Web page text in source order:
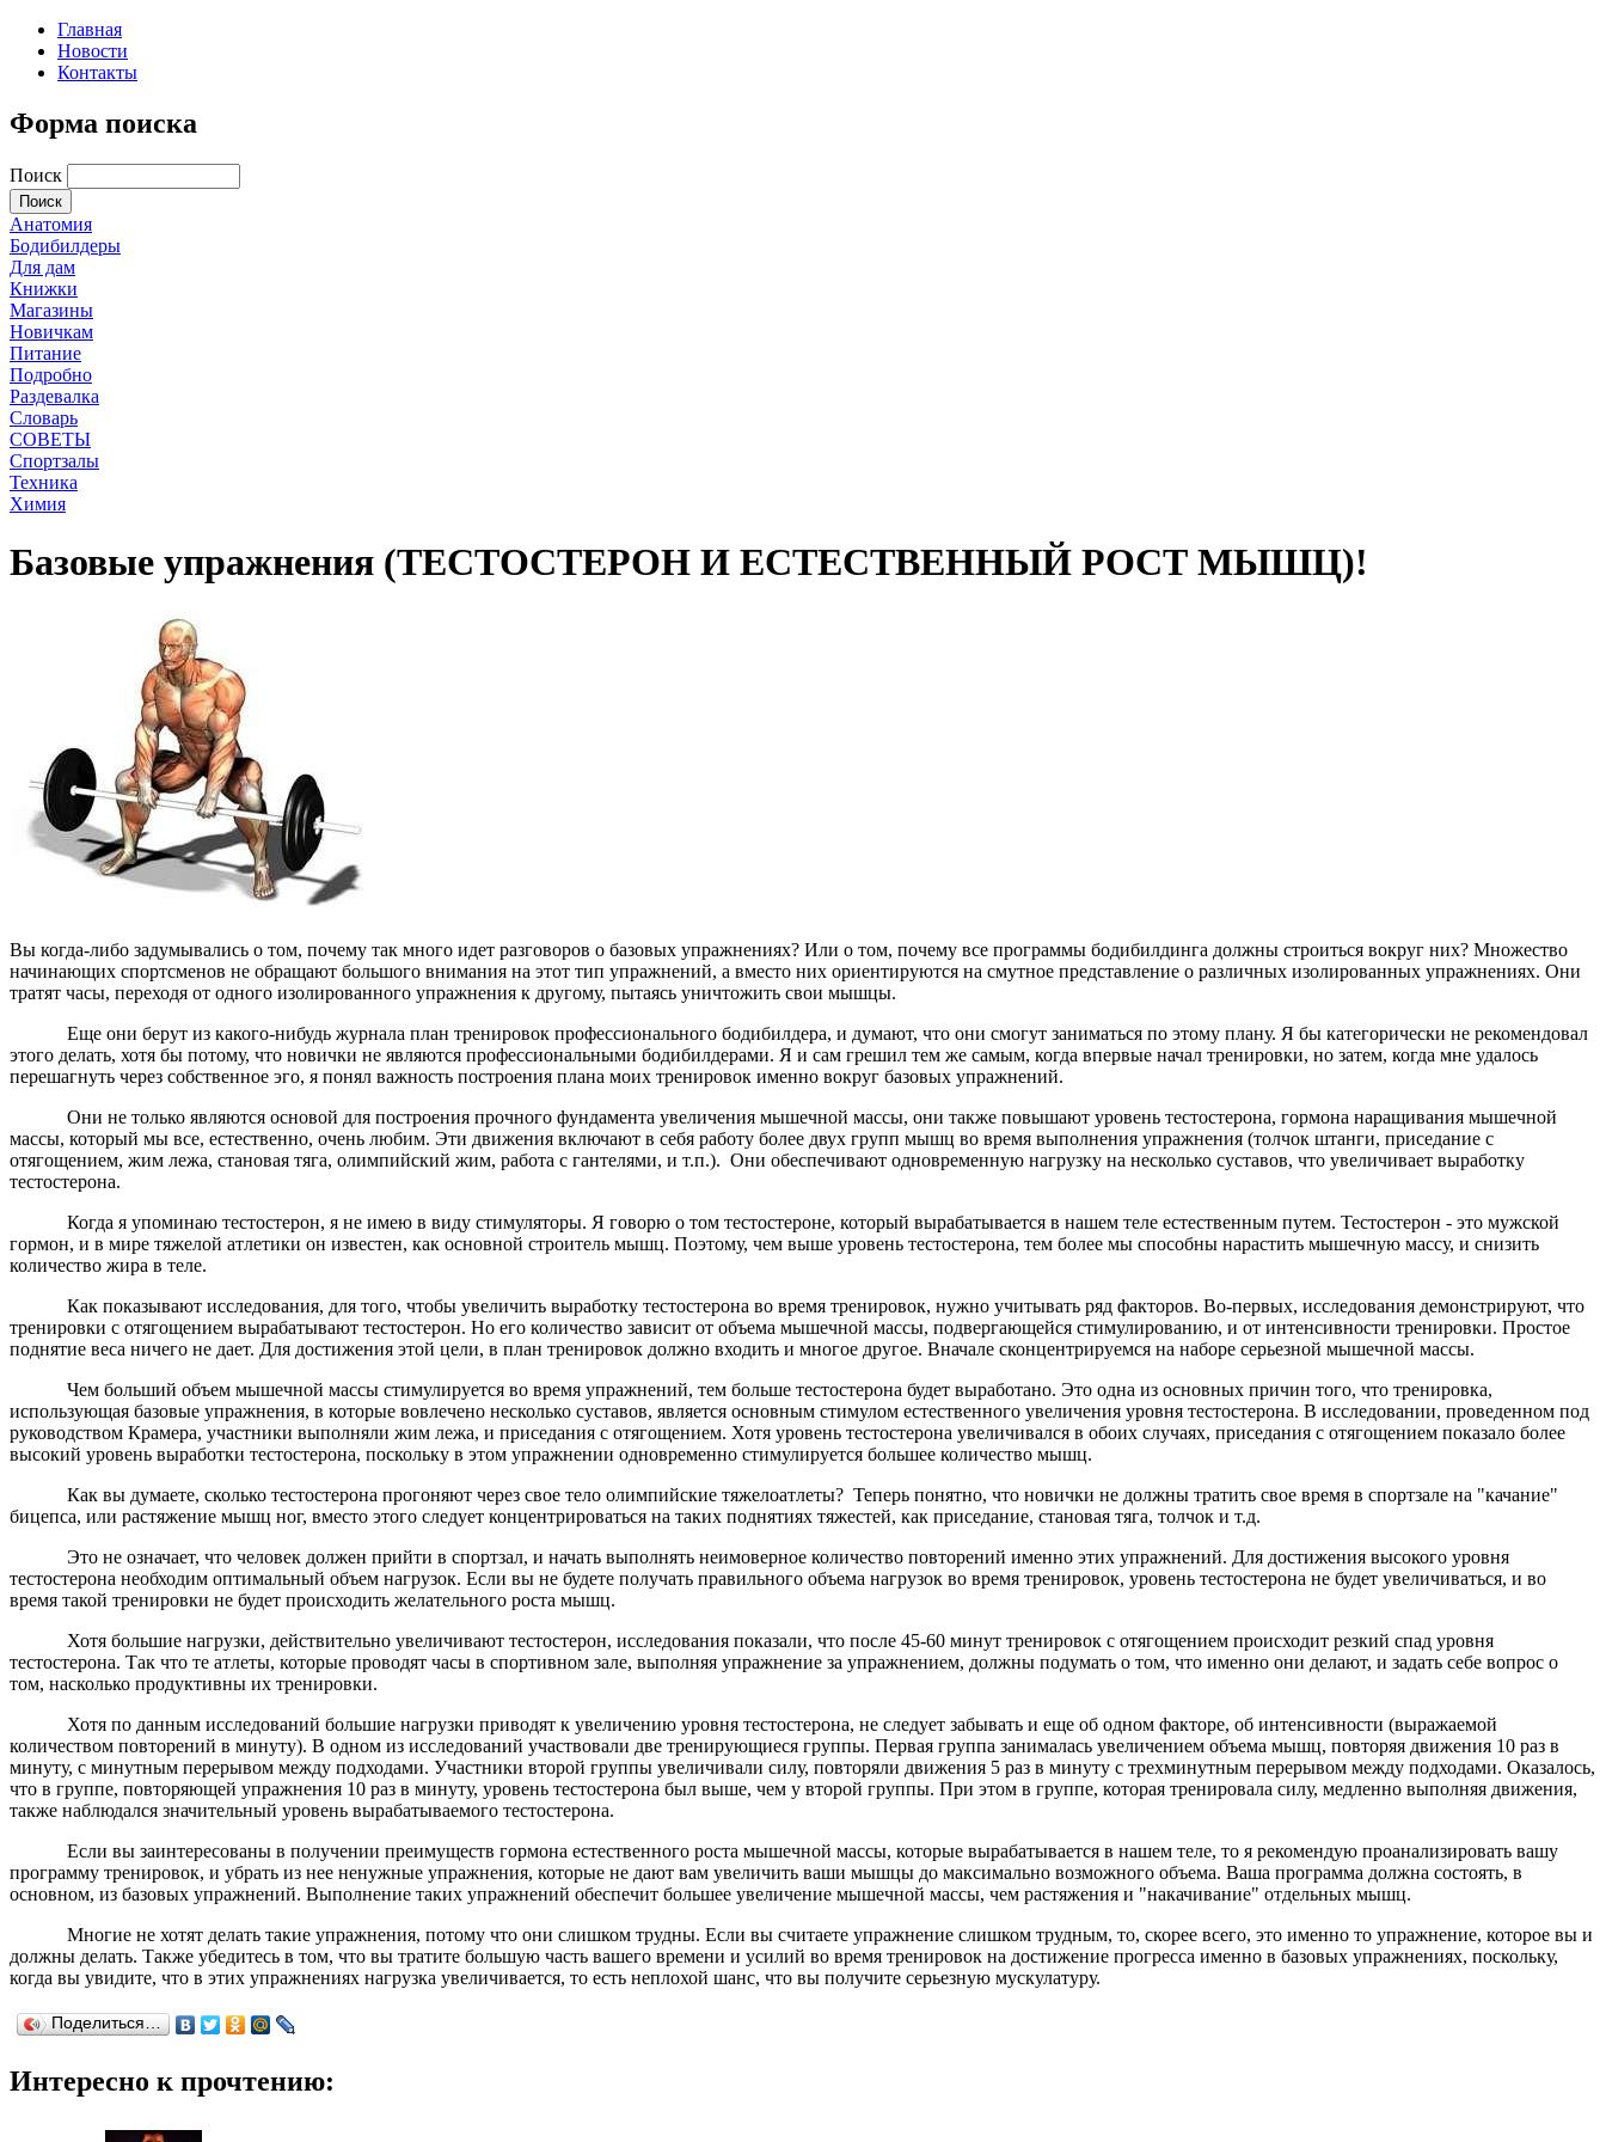
Главная
Новости
Контакты
Форма поиска
Поиск
Анатомия
Бодибилдеры
Для дам
Книжки
Магазины
Новичкам
Питание
Подробно
Раздевалка
Словарь
СОВЕТЫ
Спортзалы
Техника
Химия
Базовые упражнения (ТЕСТОСТЕРОН И ЕСТЕСТВЕННЫЙ РОСТ МЫШЦ)!
Вы когда-либо задумывались о том, почему так много идет разговоров о базовых упражнениях? Или о том, почему все программы бодибилдинга должны строиться вокруг них? Множество
начинающих спортсменов не обращают большого внимания на этот тип упражнений, а вместо них ориентируются на смутное представление о различных изолированных упражнениях. Они
тратят часы, переходя от одного изолированного упражнения к другому, пытаясь уничтожить свои мышцы.
Еще они берут из какого-нибудь журнала план тренировок профессионального бодибилдера, и думают, что они смогут заниматься по этому плану. Я бы категорически не рекомендовал
этого делать, хотя бы потому, что новички не являются профессиональными бодибилдерами. Я и сам грешил тем же самым, когда впервые начал тренировки, но затем, когда мне удалось
перешагнуть через собственное эго, я понял важность построения плана моих тренировок именно вокруг базовых упражнений.
Они не только являются основой для построения прочного фундамента увеличения мышечной массы, они также повышают уровень тестостерона, гормона наращивания мышечной
массы, который мы все, естественно, очень любим. Эти движения включают в себя работу более двух групп мышц во время выполнения упражнения (толчок штанги, приседание с
отягощением, жим лежа, становая тяга, олимпийский жим, работа с гантелями, и т.п.). Они обеспечивают одновременную нагрузку на несколько суставов, что увеличивает выработку
тестостерона.
Когда я упоминаю тестостерон, я не имею в виду стимуляторы. Я говорю о том тестостероне, который вырабатывается в нашем теле естественным путем. Тестостерон - это мужской
гормон, и в мире тяжелой атлетики он известен, как основной строитель мышц. Поэтому, чем выше уровень тестостерона, тем более мы способны нарастить мышечную массу, и снизить
количество жира в теле.
Как показывают исследования, для того, чтобы увеличить выработку тестостерона во время тренировок, нужно учитывать ряд факторов. Во-первых, исследования демонстрируют, что
тренировки с отягощением вырабатывают тестостерон. Но его количество зависит от объема мышечной массы, подвергающейся стимулированию, и от интенсивности тренировки. Простое
поднятие веса ничего не дает. Для достижения этой цели, в план тренировок должно входить и многое другое. Вначале сконцентрируемся на наборе серьезной мышечной массы.
Чем больший объем мышечной массы стимулируется во время упражнений, тем больше тестостерона будет выработано. Это одна из основных причин того, что тренировка,
использующая базовые упражнения, в которые вовлечено несколько суставов, является основным стимулом естественного увеличения уровня тестостерона. В исследовании, проведенном под
руководством Крамера, участники выполняли жим лежа, и приседания с отягощением. Хотя уровень тестостерона увеличивался в обоих случаях, приседания с отягощением показало более
высокий уровень выработки тестостерона, поскольку в этом упражнении одновременно стимулируется большее количество мышц.
Как вы думаете, сколько тестостерона прогоняют через свое тело олимпийские тяжелоатлеты? Теперь понятно, что новички не должны тратить свое время в спортзале на "качание"
бицепса, или растяжение мышц ног, вместо этого следует концентрироваться на таких поднятиях тяжестей, как приседание, становая тяга, толчок и т.д.
Это не означает, что человек должен прийти в спортзал, и начать выполнять неимоверное количество повторений именно этих упражнений. Для достижения высокого уровня
тестостерона необходим оптимальный объем нагрузок. Если вы не будете получать правильного объема нагрузок во время тренировок, уровень тестостерона не будет увеличиваться, и во
время такой тренировки не будет происходить желательного роста мышц.
Хотя большие нагрузки, действительно увеличивают тестостерон, исследования показали, что после 45-60 минут тренировок с отягощением происходит резкий спад уровня
тестостерона. Так что те атлеты, которые проводят часы в спортивном зале, выполняя упражнение за упражнением, должны подумать о том, что именно они делают, и задать себе вопрос о
том, насколько продуктивны их тренировки.
Хотя по данным исследований большие нагрузки приводят к увеличению уровня тестостерона, не следует забывать и еще об одном факторе, об интенсивности (выражаемой
количеством повторений в минуту). В одном из исследований участвовали две тренирующиеся группы. Первая группа занималась увеличением объема мышц, повторяя движения 10 раз в
минуту, с минутным перерывом между подходами. Участники второй группы увеличивали силу, повторяли движения 5 раз в минуту с трехминутным перерывом между подходами. Оказалось,
что в группе, повторяющей упражнения 10 раз в минуту, уровень тестостерона был выше, чем у второй группы. При этом в группе, которая тренировала силу, медленно выполняя движения,
также наблюдался значительный уровень вырабатываемого тестостерона.
Если вы заинтересованы в получении преимуществ гормона естественного роста мышечной массы, которые вырабатывается в нашем теле, то я рекомендую проанализировать вашу
программу тренировок, и убрать из нее ненужные упражнения, которые не дают вам увеличить ваши мышцы до максимально возможного объема. Ваша программа должна состоять, в
основном, из базовых упражнений. Выполнение таких упражнений обеспечит большее увеличение мышечной массы, чем растяжения и "накачивание" отдельных мышц.
Многие не хотят делать такие упражнения, потому что они слишком трудны. Если вы считаете упражнение слишком трудным, то, скорее всего, это именно то упражнение, которое вы и
должны делать. Также убедитесь в том, что вы тратите большую часть вашего времени и усилий во время тренировок на достижение прогресса именно в базовых упражнениях, поскольку,
когда вы увидите, что в этих упражнениях нагрузка увеличивается, то есть неплохой шанс, что вы получите серьезную мускулатуру.
Поделиться…
Интересно к прочтению: